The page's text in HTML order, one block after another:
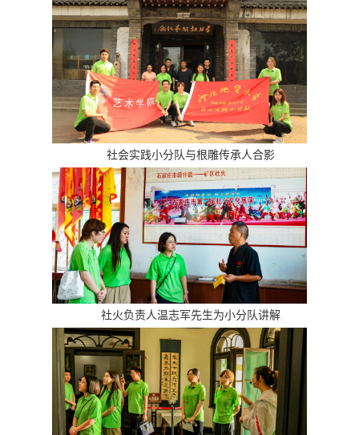
社会实践小分队与根雕传承人合影
社火负责人温志军先生为小分队讲解